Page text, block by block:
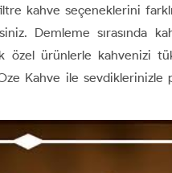
kahve seçeneklerini
Demleme sırasında
özel ürünlerle kahvenizi
Kahve ile sevdiklerinizle